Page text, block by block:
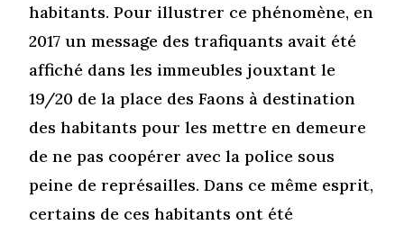
habitants. Pour illustrer ce phénomène, en
2017 un message des trafiquants avait été
affiché dans les immeubles jouxtant le
19/20 de la place des Faons à destination
des habitants pour les mettre en demeure
de ne pas coopérer avec la police sous
peine de représailles. Dans ce même esprit,
certains de ces habitants ont été